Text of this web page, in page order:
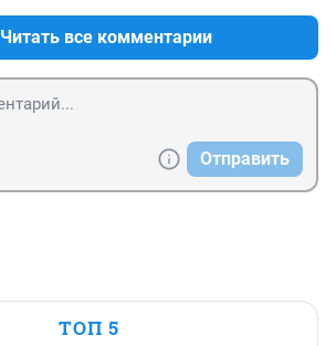
Читать все комментарии
Отправить
ТОП 5